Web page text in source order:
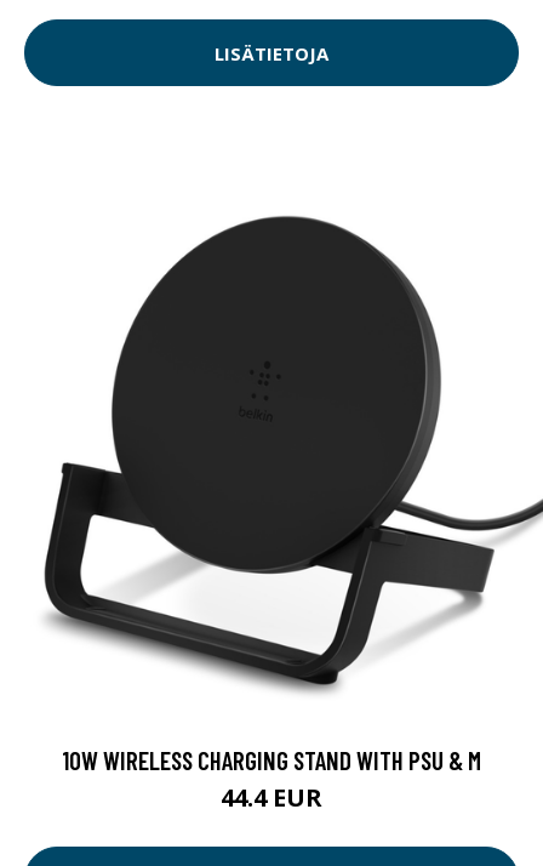
LISÄTIETOJA
10W WIRELESS CHARGING STAND WITH PSU & M
44.4 EUR